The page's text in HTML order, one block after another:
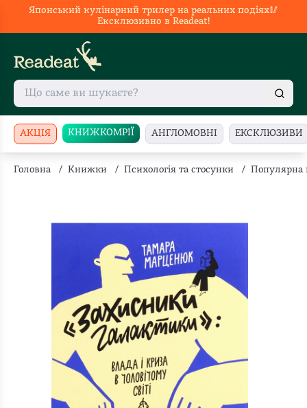
Японський кулінарний трилер на реальних подіях🥢
Ексклюзивно в Readeat!
АКЦІЯ КНИЖКОМРІЇ АНГЛОМОВНІ ЕКСКЛЮЗИВИ
Головна / Книжки / Психологія та стосунки / Популярна